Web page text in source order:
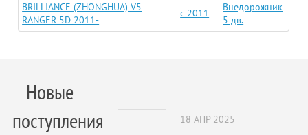
BRILLIANCE (ZHONGHUA) V5
RANGER 5D 2011-
c 2011
Внедорожник
5 дв.
Новые
поступления
18 АПР 2025